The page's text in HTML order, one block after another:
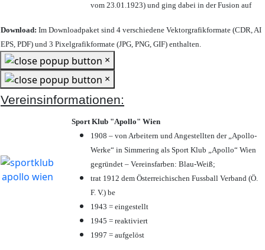
vom 23.01.1923) und ging dabei in der Fusion auf
Download: Im Downloadpaket sind 4 verschiedene Vektorgrafikformate (CDR, AI
EPS, PDF) und 3 Pixelgrafikformate (JPG, PNG, GIF) enthalten.
×
×
Vereinsinformationen:
Sport Klub "Apollo" Wien
1908 – von Arbeitern und Angestellten der „Apollo-
Werke“ in Simmering als Sport Klub „Apollo“ Wien
gegründet – Vereinsfarben: Blau-Weiß;
trat 1912 dem Österreichischen Fussball Verband (Ö.
F. V.) be
1943 = eingestellt
1945 = reaktiviert
1997 = aufgelöst